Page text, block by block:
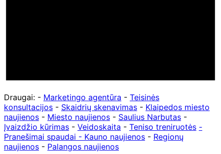
Draugai: - Marketingo agentūra - Teisinės
konsultacijos - Skaidrių skenavimas - Klaipedos miesto
naujienos - Miesto naujienos - Saulius Narbutas -
Įvaizdžio kūrimas - Veidoskaita - Teniso treniruotės -
Pranešimai spaudai - Kauno naujienos - Regionų
naujienos - Palangos naujienos